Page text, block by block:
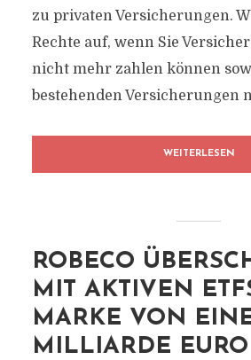
zu privaten Versicherungen.
Rechte auf, wenn Sie
nicht mehr zahlen können
bestehenden Versicherungen
WEITERLESEN
ROBECO
MIT AKTIVEN
MARKE VON
MILLIARDE EURO